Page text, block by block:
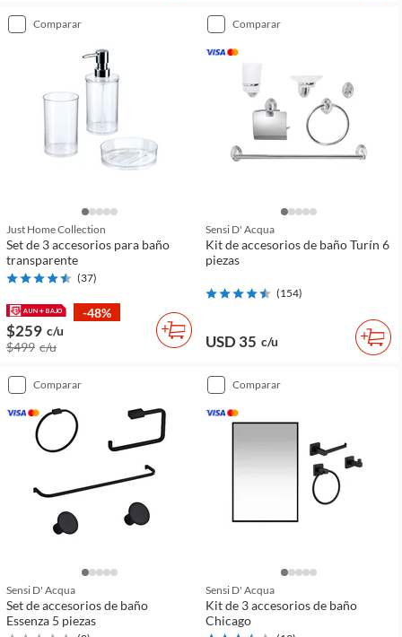
comparar
Just Home Collection
Set de 3 accesorios para baño
transparente
(37)
-48%
$259 c/u
$499 c/u
comparar
Sensi D' Acqua
Kit de accesorios de baño Turín 6
piezas
(154)
USD 35 c/u
comparar
Sensi D' Acqua
Set de accesorios de baño
Essenza 5 piezas
comparar
Sensi D' Acqua
Kit de 3 accesorios de baño
Chicago